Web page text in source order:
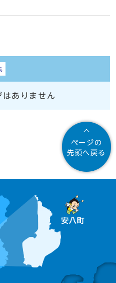
はありません
ページの
先頭へ戻る